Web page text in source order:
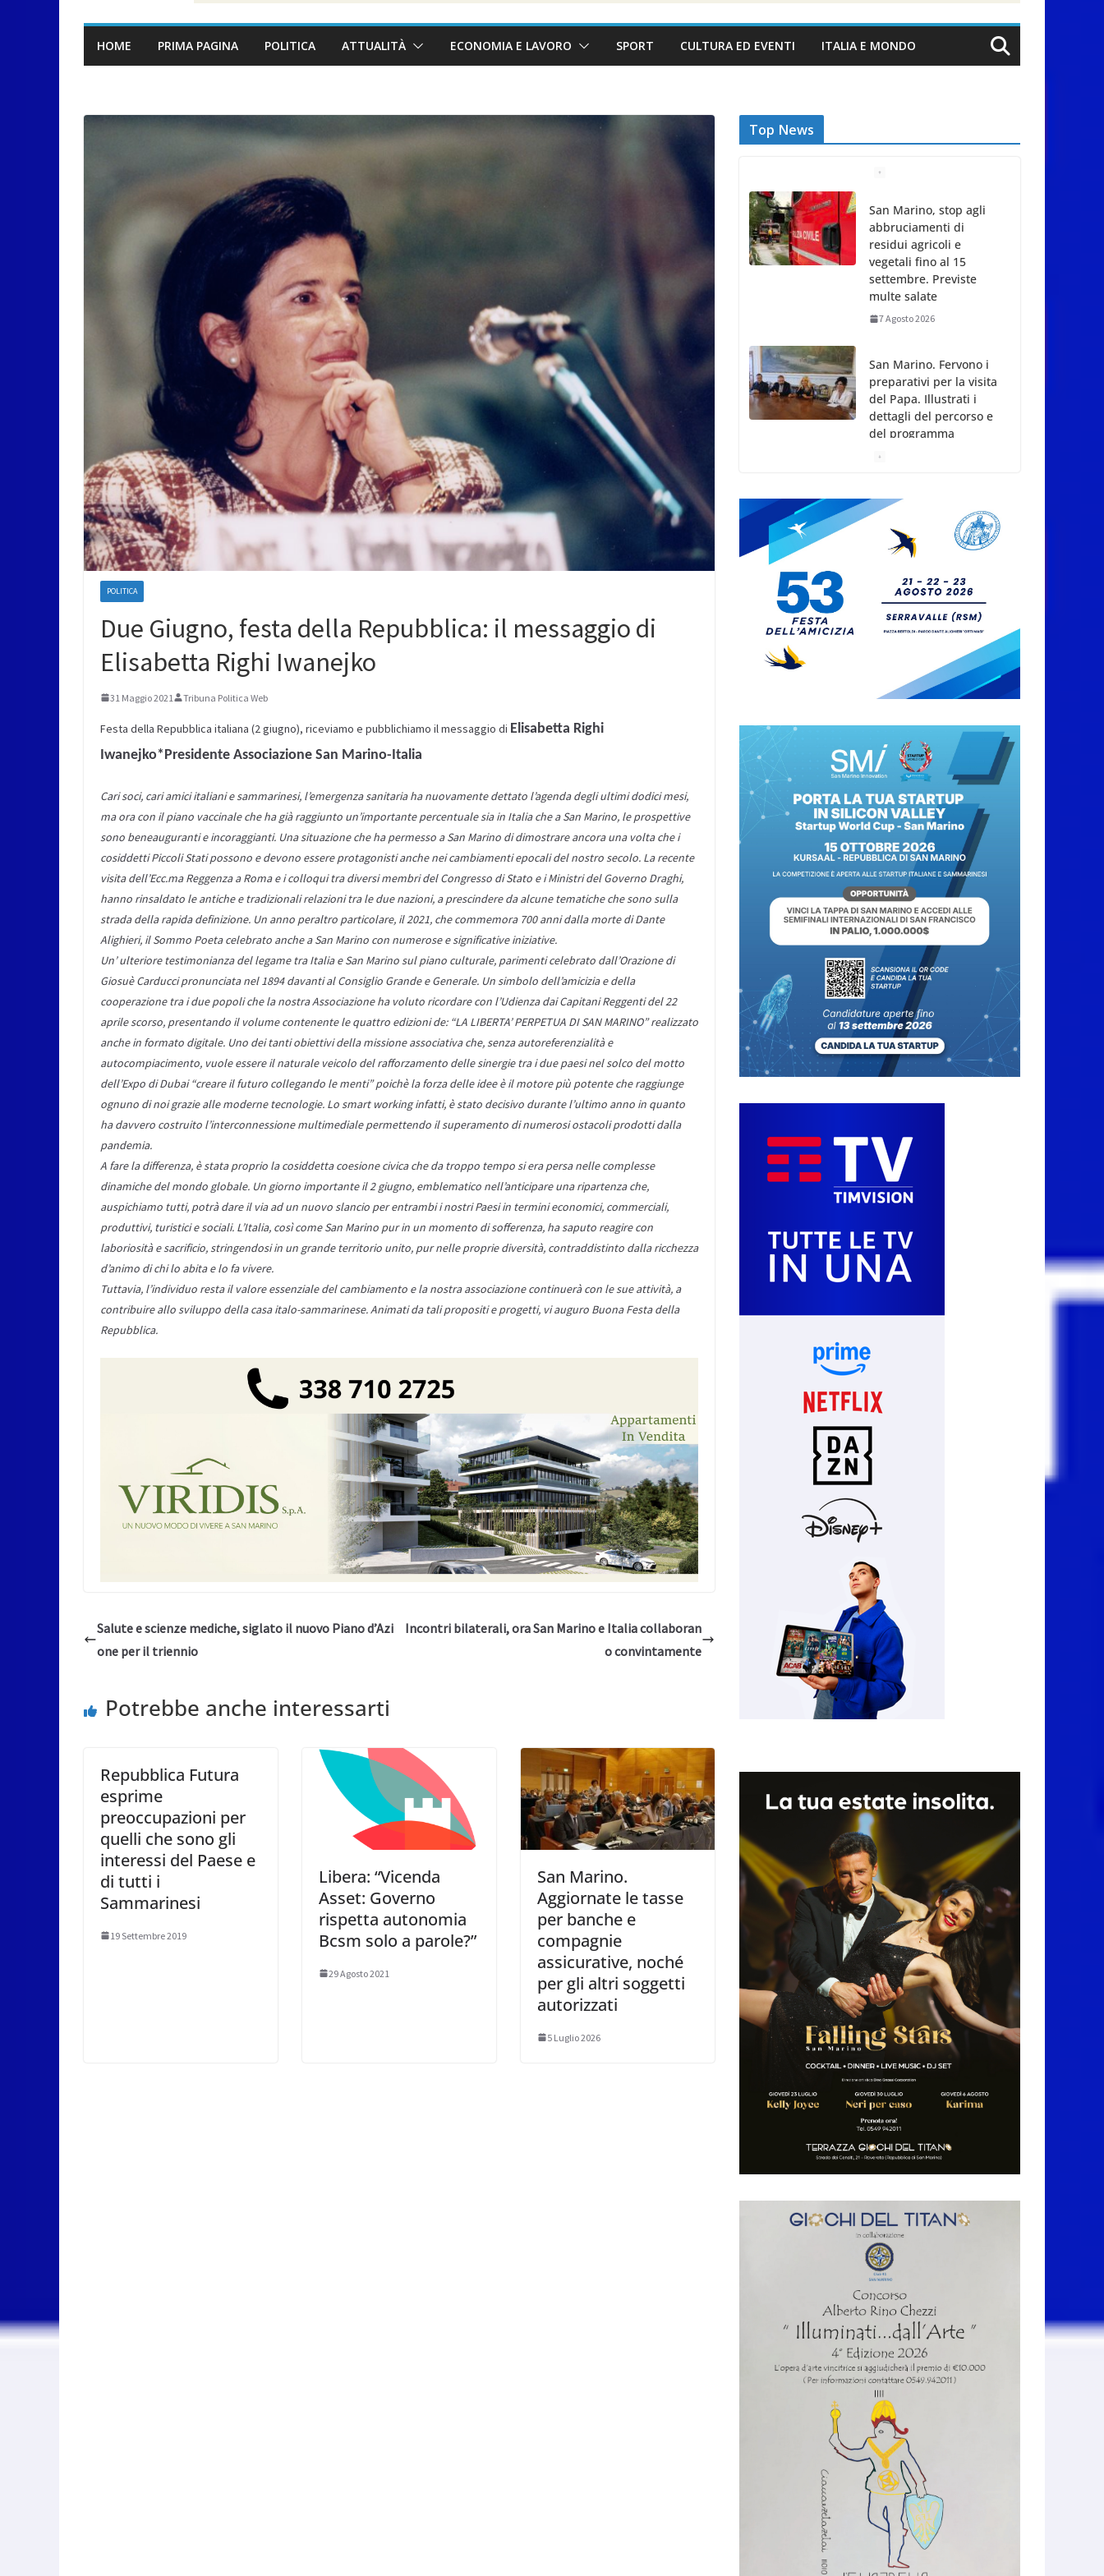
HOME PRIMA PAGINA POLITICA ATTUALITÀ ECONOMIA E LAVORO SPORT CULTURA ED EVENTI ITALIA E MONDO
POLITICA
Due Giugno, festa della Repubblica: il messaggio di
Elisabetta Righi Iwanejko
31 Maggio 2021 Tribuna Politica Web
Festa della Repubblica italiana (2 giugno), riceviamo e pubblichiamo il messaggio di Elisabetta Righi
Iwanejko*Presidente Associazione San Marino-Italia
Cari soci, cari amici italiani e sammarinesi, l’emergenza sanitaria ha nuovamente dettato l’agenda degli ultimi dodici mesi,
ma ora con il piano vaccinale che ha già raggiunto un’importante percentuale sia in Italia che a San Marino, le prospettive
sono beneauguranti e incoraggianti. Una situazione che ha permesso a San Marino di dimostrare ancora una volta che i
cosiddetti Piccoli Stati possono e devono essere protagonisti anche nei cambiamenti epocali del nostro secolo. La recente
visita dell’Ecc.ma Reggenza a Roma e i colloqui tra diversi membri del Congresso di Stato e i Ministri del Governo Draghi,
hanno rinsaldato le antiche e tradizionali relazioni tra le due nazioni, a prescindere da alcune tematiche che sono sulla
strada della rapida definizione. Un anno peraltro particolare, il 2021, che commemora 700 anni dalla morte di Dante
Alighieri, il Sommo Poeta celebrato anche a San Marino con numerose e significative iniziative.
Un’ ulteriore testimonianza del legame tra Italia e San Marino sul piano culturale, parimenti celebrato dall’Orazione di
Giosuè Carducci pronunciata nel 1894 davanti al Consiglio Grande e Generale. Un simbolo dell’amicizia e della
cooperazione tra i due popoli che la nostra Associazione ha voluto ricordare con l’Udienza dai Capitani Reggenti del 22
aprile scorso, presentando il volume contenente le quattro edizioni de: “LA LIBERTA’ PERPETUA DI SAN MARINO” realizzato
anche in formato digitale. Uno dei tanti obiettivi della missione associativa che, senza autoreferenzialità e
autocompiacimento, vuole essere il naturale veicolo del rafforzamento delle sinergie tra i due paesi nel solco del motto
dell’Expo di Dubai “creare il futuro collegando le menti” poichè la forza delle idee è il motore più potente che raggiunge
ognuno di noi grazie alle moderne tecnologie. Lo smart working infatti, è stato decisivo durante l’ultimo anno in quanto
ha davvero costruito l’interconnessione multimediale permettendo il superamento di numerosi ostacoli prodotti dalla
pandemia.
A fare la differenza, è stata proprio la cosiddetta coesione civica che da troppo tempo si era persa nelle complesse
dinamiche del mondo globale. Un giorno importante il 2 giugno, emblematico nell’anticipare una ripartenza che,
auspichiamo tutti, potrà dare il via ad un nuovo slancio per entrambi i nostri Paesi in termini economici, commerciali,
produttivi, turistici e sociali. L’Italia, così come San Marino pur in un momento di sofferenza, ha saputo reagire con
laboriosità e sacrificio, stringendosi in un grande territorio unito, pur nelle proprie diversità, contraddistinto dalla ricchezza
d’animo di chi lo abita e lo fa vivere.
Tuttavia, l’individuo resta il valore essenziale del cambiamento e la nostra associazione continuerà con le sue attività, a
contribuire allo sviluppo della casa italo-sammarinese. Animati da tali propositi e progetti, vi auguro Buona Festa della
Repubblica.
Salute e scienze mediche, siglato il nuovo Piano d’Azi
one per il triennio
Incontri bilaterali, ora San Marino e Italia collaboran
o convintamente
Potrebbe anche interessarti
Repubblica Futura
esprime
preoccupazioni per
quelli che sono gli
interessi del Paese e
di tutti i
Sammarinesi
19 Settembre 2019
Libera: “Vicenda
Asset: Governo
rispetta autonomia
Bcsm solo a parole?”
29 Agosto 2021
San Marino.
Aggiornate le tasse
per banche e
compagnie
assicurative, noché
per gli altri soggetti
autorizzati
5 Luglio 2026
Top News
San Marino, stop agli
abbruciamenti di
residui agricoli e
vegetali fino al 15
settembre. Previste
multe salate
7 Agosto 2026
San Marino. Fervono i
preparativi per la visita
del Papa. Illustrati i
dettagli del percorso e
del programma
7 Agosto 2026
San Marino Talent
Cup: la seconda
edizione del torneo al
via il 18 agosto
7 Agosto 2026
Conference League:
Prandelli illude, poi il
Drita esce alla distanza
7 Agosto 2026
San Marino. Eclissi di
sole mercoledì 12,
verso l’ora del
tramonto. I luoghi del
territorio dove si potrà
ammirare
7 Agosto 2026